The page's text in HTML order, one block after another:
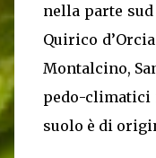
nella parte
Quirico
Montalcino,
pedo-climatici
suolo è di